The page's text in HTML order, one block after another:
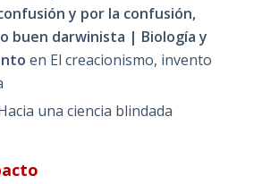
y por la confusión,
buen darwinista | Biología y
en El creacionismo, invento
una ciencia blindada